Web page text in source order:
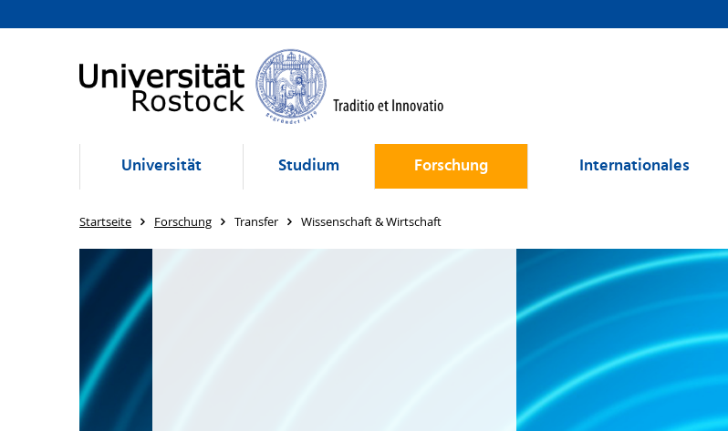
Universität Studium Forschung Internationales
Startseite Forschung Transfer Wissenschaft & Wirtschaft